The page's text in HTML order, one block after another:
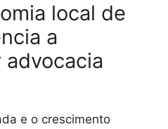
local de
a
e o crescimento